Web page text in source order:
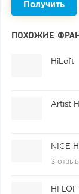
Получить
ПОХОЖИЕ
HiLoft
Artist
NICE
3
HI LOFT